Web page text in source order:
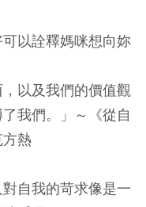
以詮釋媽咪想向妳
，以及我們的價值觀
我們。」～《從自
熱
自我的苛求像是一